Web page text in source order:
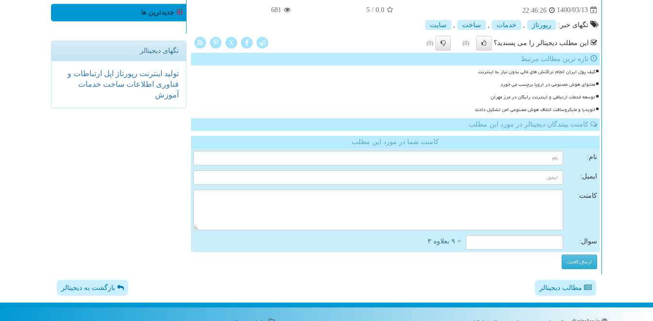
1400/03/13
22:46:26
0.0
/
5
681
تگهای خبر: رپورتاژ خدمات ساخت سایت
این مطلب دیجیتالر را می پسندید؟ (0)
(0)
X
تازه ترین مطالب مرتبط
کیف پول ایران انجام تراکنش های مالی بدون نیاز به اینترنت
محتوای هوش مصنوعی در اروپا برچسب می خورد
توسعه خدمات ارتباطی و اینترنت رایگان در مرز مهران
انویدیا و مایکروسافت ائتلاف هوش مصنوعی امن تشکیل دادند
کامنت بینندگان دیجیتالر در مورد این مطلب
کامنت شما در مورد این مطلب
نام:
ایمیل:
کامنت:
سوال: = ۹ بعلاوه ۳
جدیدترین ها
تگهای دیجیتالر
تولید اینترنت رپورتاژ اپل ارتباطات و
فناوری اطلاعات ساخت خدمات
آموزش
مطالب دیجیتالر بازگشت به دیجیتالر